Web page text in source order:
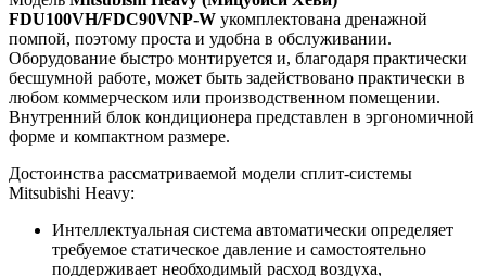
FDU100VH/FDC90VNP-W укомплектована дренажной
помпой, поэтому проста и удобна в обслуживании.
Оборудование быстро монтируется и, благодаря практически
бесшумной работе, может быть задействовано практически в
любом коммерческом или производственном помещении.
Внутренний блок кондиционера представлен в эргономичной
форме и компактном размере.
Достоинства рассматриваемой модели сплит-системы
Mitsubishi Heavy:
Интеллектуальная система автоматически определяет
требуемое статическое давление и самостоятельно
поддерживает необходимый расход воздуха,